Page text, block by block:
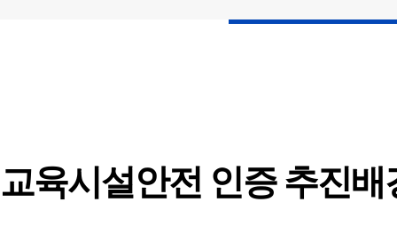
교육시설안전 인증 추진배